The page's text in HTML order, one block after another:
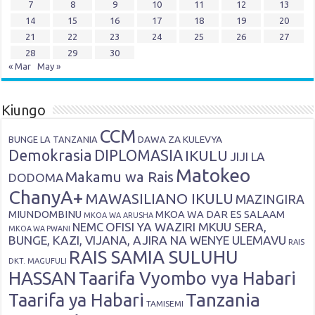
7 8 9 10 11 12
13
14
15 16 17 18 19
20
21
22 23 24 25 26
27
28
29
30
« Mar
May »
Kiungo
BUNGE LA TANZANIA CCM DAWA ZA KULEVYA
Demokrasia DIPLOMASIA IKULU JIJI LA
DODOMA Makamu wa Rais Matokeo
ChanyA+ MAWASILIANO IKULU MAZINGIRA
MIUNDOMBINU MKOA WA ARUSHA MKOA WA DAR ES SALAAM
MKOA WA PWANI NEMC OFISI YA WAZIRI MKUU SERA,
BUNGE, KAZI, VIJANA, AJIRA NA WENYE ULEMAVU RAIS
DKT. MAGUFULI RAIS SAMIA SULUHU
HASSAN Taarifa Vyombo vya Habari
Taarifa ya Habari TAMISEMI Tanzania